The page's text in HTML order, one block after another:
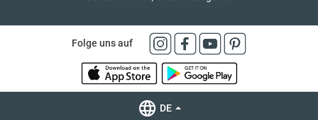
Folge uns auf
DE